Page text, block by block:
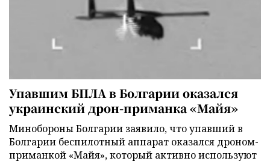
Упавшим БПЛА в Болгарии оказался
украинский дрон-приманка «Майя»
Минобороны Болгарии заявило, что упавший в
Болгарии беспилотный аппарат оказался дроном-
приманкой «Майя», который активно используют